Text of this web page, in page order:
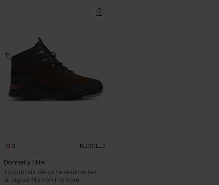
3 RECYCLED
Donnelly Elite
Zapatillas de ante resistentes
al agua Marrón hombre